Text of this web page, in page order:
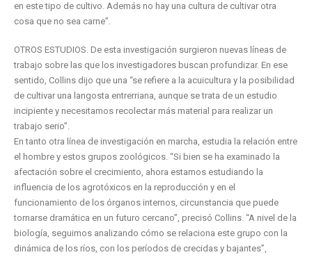
en este tipo de cultivo. Además no hay una cultura de cultivar otra
cosa que no sea carne”.
OTROS ESTUDIOS. De esta investigación surgieron nuevas líneas de
trabajo sobre las que los investigadores buscan profundizar. En ese
sentido, Collins dijo que una “se refiere a la acuicultura y la posibilidad
de cultivar una langosta entrerriana, aunque se trata de un estudio
incipiente y necesitamos recolectar más material para realizar un
trabajo serio”.
En tanto otra línea de investigación en marcha, estudia la relación entre
el hombre y estos grupos zoológicos. “Si bien se ha examinado la
afectación sobre el crecimiento, ahora estamos estudiando la
influencia de los agrotóxicos en la reproducción y en el
funcionamiento de los órganos internos, circunstancia que puede
tornarse dramática en un futuro cercano”, precisó Collins. “A nivel de la
biología, seguimos analizando cómo se relaciona este grupo con la
dinámica de los ríos, con los períodos de crecidas y bajantes”,